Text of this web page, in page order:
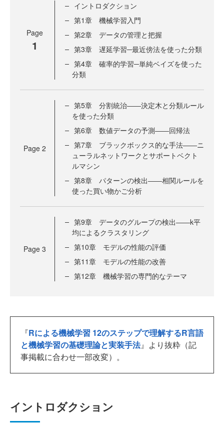
Page
1
イントロダクション
第1章 機械学習入門
第2章 データの管理と把握
第3章 遅延学習─最近傍法を使った分類
第4章 確率的学習─単純ベイズを使った
分類
Page 2
第5章 分割統治――決定木と分類ルール
を使った分類
第6章 数値データの予測――回帰法
第7章 ブラックボックス的な手法――ニ
ューラルネットワークとサポートベクト
ルマシン
第8章 パターンの検出――相関ルールを
使った買い物かご分析
Page 3
第9章 データのグループの検出――k平
均によるクラスタリング
第10章 モデルの性能の評価
第11章 モデルの性能の改善
第12章 機械学習の専門的なテーマ
『Rによる機械学習 12のステップで理解するR言語
と機械学習の基礎理論と実装手法』より抜粋（記
事掲載に合わせ一部改変）。
イントロダクション